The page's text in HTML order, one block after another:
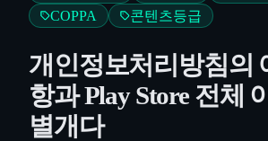
COPPA
콘텐츠등급
개인정보처리방침의
항과 Play Store 전체
별개다